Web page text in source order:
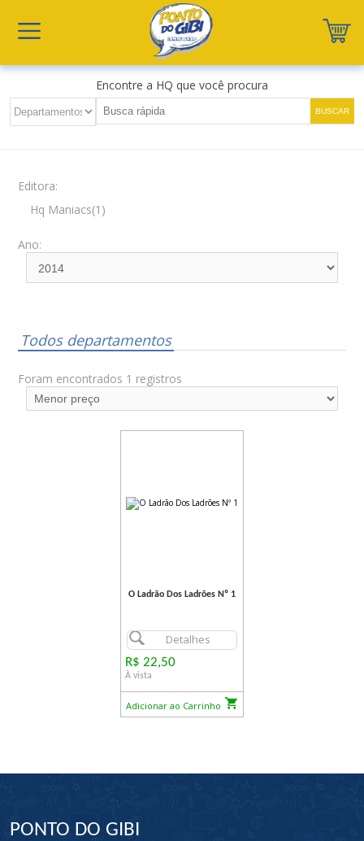
Encontre a HQ que você procura
Editora:
Hq Maniacs(1)
Ano:
Todos departamentos
Foram encontrados 1 registros
O Ladrão Dos Ladrões Nº 1
Detalhes
R$ 22,50
À vista
Adicionar ao Carrinho
PONTO DO GIBI